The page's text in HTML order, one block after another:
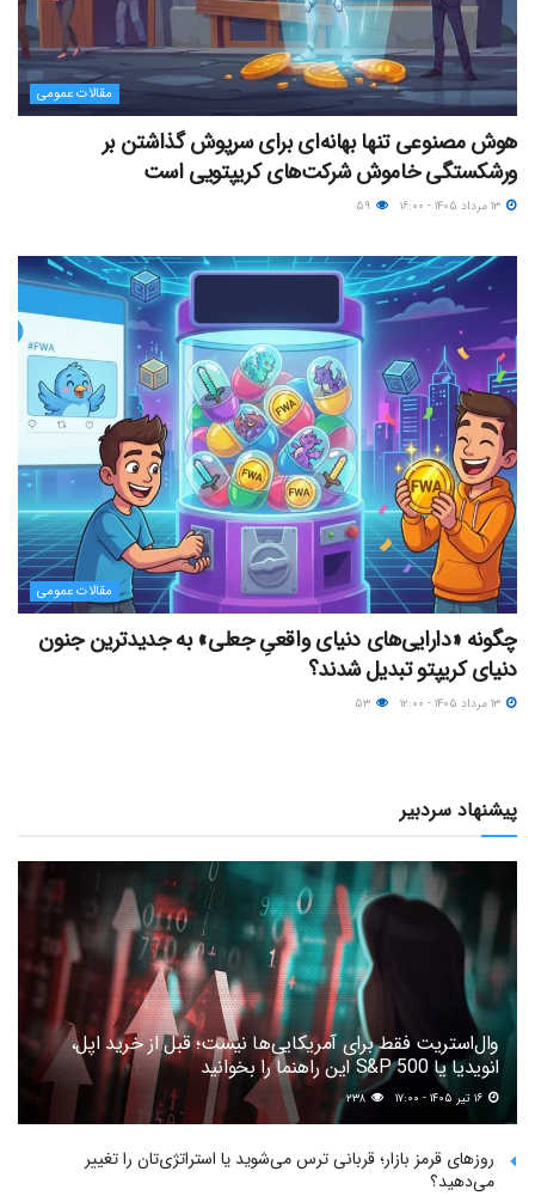
مقالات عمومی
هوش مصنوعی تنها بهانه‌ای برای سرپوش گذاشتن بر
ورشکستگی خاموش شرکت‌های کریپتویی است
مقالات عمومی
چگونه «دارایی‌های دنیای واقعیِ جعلی» به جدیدترین جنون
دنیای کریپتو تبدیل شدند؟
پیشنهاد سردبیر
وال‌استریت فقط برای آمریکایی‌ها نیست؛ قبل از خرید اپل،
انویدیا یا S&P 500 این راهنما را بخوانید
۲۳۸
روزهای قرمز بازار؛ قربانی ترس می‌شوید یا استراتژی‌تان را تغییر
می‌دهید؟